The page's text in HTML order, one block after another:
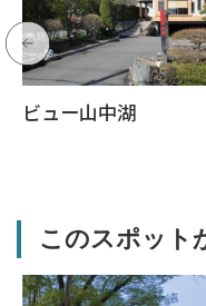
ビュー山中湖
このスポット